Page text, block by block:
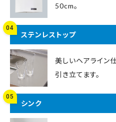
50cm。
04
ステンレストップ
美しいヘアライン
引き立てます。
05
シンク